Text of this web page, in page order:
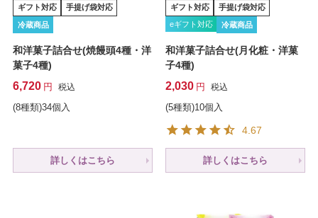
ギフト対応 手提げ袋対応
冷蔵商品
和洋菓子詰合せ(焼饅頭4種・洋
菓子4種)
6,720 税込
(8種類)34個入
詳しくはこちら
ギフト対応
手提げ袋対応
eギフト対応
冷蔵商品
和洋菓子詰合せ(月化粧・洋菓
子4種)
2,030 税込
(5種類)10個入
4.67
詳しくはこちら